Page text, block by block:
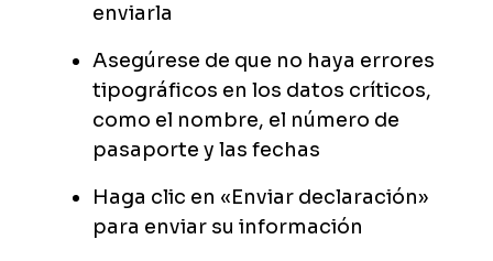
enviarla
Asegúrese de que no haya errores
tipográficos en los datos críticos,
como el nombre, el número de
pasaporte y las fechas
Haga clic en «Enviar declaración»
para enviar su información